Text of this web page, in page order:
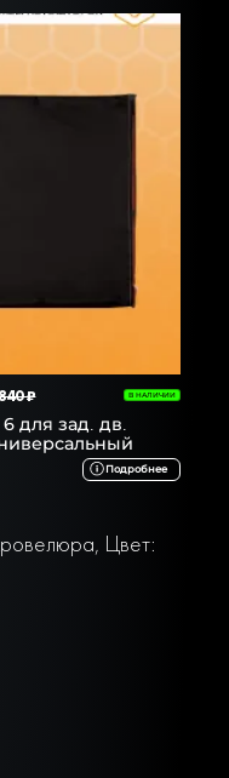
₽ В НАЛИЧИИ
для зад. дв.
Подробнее